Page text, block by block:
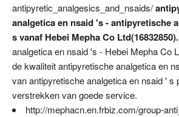
antipyretic_analgesics_and_nsaids/
analgetica en nsaid 's - antipyretische
s vanaf Hebei Mepha Co Ltd(16832850).
analgetica en nsaid 's - Hebei Mepha Co
de kwaliteit antipyretische analgetica en
van antipyretische analgetica en nsaid ' s
verstrekken van goede service.
http://mephacn.en.frbiz.com/group-